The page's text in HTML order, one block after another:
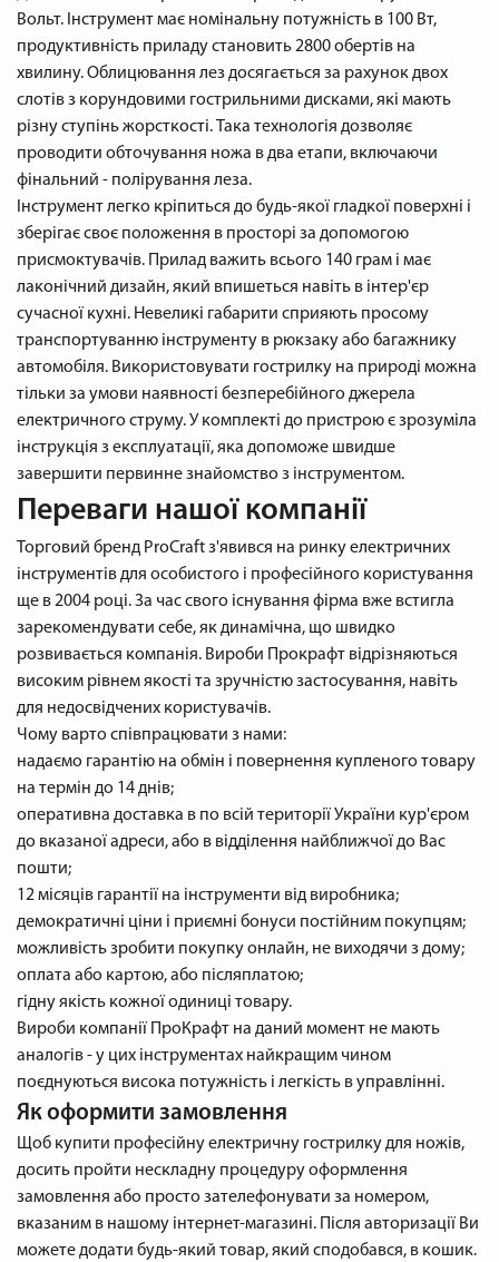
Вольт. Інструмент має номінальну потужність в 100 Вт,
продуктивність приладу становить 2800 обертів на
хвилину. Облицювання лез досягається за рахунок двох
слотів з корундовими гострильними дисками, які мають
різну ступінь жорсткості. Така технологія дозволяє
проводити обточування ножа в два етапи, включаючи
фінальний - полірування леза.
Інструмент легко кріпиться до будь-якої гладкої поверхні і
зберігає своє положення в просторі за допомогою
присмоктувачів. Прилад важить всього 140 грам і має
лаконічний дизайн, який впишеться навіть в інтер'єр
сучасної кухні. Невеликі габарити сприяють просому
транспортуванню інструменту в рюкзаку або багажнику
автомобіля. Використовувати гострилку на природі можна
тільки за умови наявності безперебійного джерела
електричного струму. У комплекті до пристрою є зрозуміла
інструкція з експлуатації, яка допоможе швидше
завершити первинне знайомство з інструментом.
Переваги нашої компанії
Торговий бренд ProCraft з'явився на ринку електричних
інструментів для особистого і професійного користування
ще в 2004 році. За час свого існування фірма вже встигла
зарекомендувати себе, як динамічна, що швидко
розвивається компанія. Вироби Прокрафт відрізняються
високим рівнем якості та зручністю застосування, навіть
для недосвідчених користувачів.
Чому варто співпрацювати з нами:
надаємо гарантію на обмін і повернення купленого товару
на термін до 14 днів;
оперативна доставка в по всій території України кур'єром
до вказаної адреси, або в відділення найближчої до Вас
пошти;
12 місяців гарантії на інструменти від виробника;
демократичні ціни і приємні бонуси постійним покупцям;
можливість зробити покупку онлайн, не виходячи з дому;
оплата або картою, або післяплатою;
гідну якість кожної одиниці товару.
Вироби компанії ПроКрафт на даний момент не мають
аналогів - у цих інструментах найкращим чином
поєднуються висока потужність і легкість в управлінні.
Як оформити замовлення
Щоб купити професійну електричну гострилку для ножів,
досить пройти нескладну процедуру оформлення
замовлення або просто зателефонувати за номером,
вказаним в нашому інтернет-магазині. Після авторизації Ви
можете додати будь-який товар, який сподобався, в кошик.